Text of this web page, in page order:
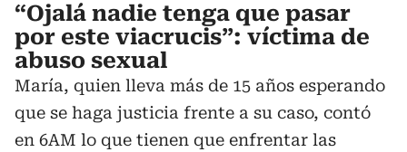
“Ojalá nadie tenga que pasar
por este viacrucis”: víctima de
abuso sexual
María, quien lleva más de 15 años esperando
que se haga justicia frente a su caso, contó
en 6AM lo que tienen que enfrentar las